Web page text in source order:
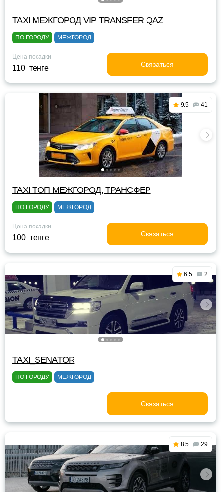
TAXI МЕЖГОРОД VIP TRANSFER QАZ
ПО ГОРОДУ МЕЖГОРОД
Цена посадки
110 тенге Связаться
9.5 41
TAXI TOП МЕЖГОРОД, ТРАНСФЕР
ПО ГОРОДУ МЕЖГОРОД
Цена посадки
100 тенге Связаться
6.5 2
TAXI_SENATOR
ПО ГОРОДУ МЕЖГОРОД
Связаться
8.5 29